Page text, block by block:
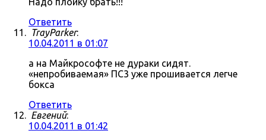
Ответить
TrayParker:
10.04.2011 в 01:07
а на Майкрософте не дураки сидят.
«непробиваемая» ПС3 уже прошивается легче
бокса
Ответить
Евгений:
10.04.2011 в 01:42